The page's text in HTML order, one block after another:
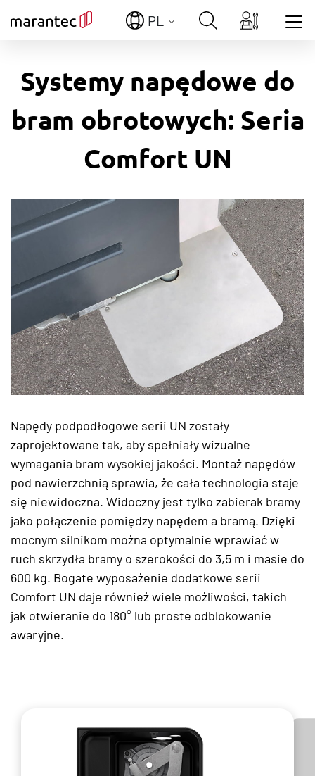
Don't show this message again
PL
Systemy napędowe do
bram obrotowych: Seria
Comfort UN
Napędy podpodłogowe serii UN zostały
zaprojektowane tak, aby spełniały wizualne
wymagania bram wysokiej jakości. Montaż napędów
pod nawierzchnią sprawia, że cała technologia staje
się niewidoczna. Widoczny jest tylko zabierak bramy
jako połączenie pomiędzy napędem a bramą. Dzięki
mocnym silnikom można optymalnie wprawiać w
ruch skrzydła bramy o szerokości do 3,5 m i masie do
600 kg. Bogate wyposażenie dodatkowe serii
Comfort UN daje również wiele możliwości, takich
jak otwieranie do 180° lub proste odblokowanie
awaryjne.